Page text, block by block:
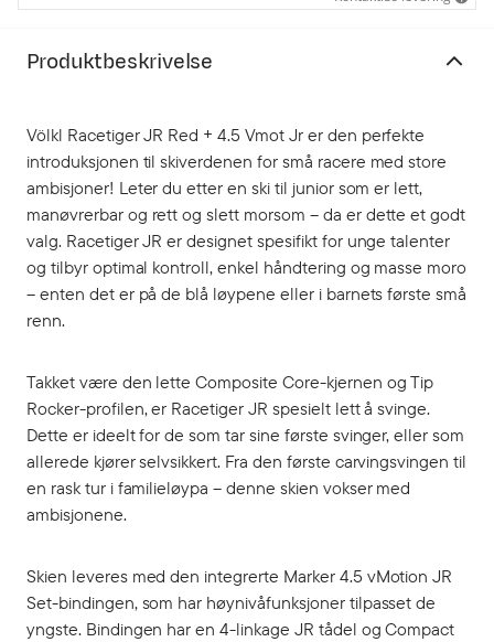
Produktbeskrivelse
Völkl Racetiger JR Red + 4.5 Vmot Jr er den perfekte
introduksjonen til skiverdenen for små racere med store
ambisjoner! Leter du etter en ski til junior som er lett,
manøvrerbar og rett og slett morsom – da er dette et godt
valg. Racetiger JR er designet spesifikt for unge talenter
og tilbyr optimal kontroll, enkel håndtering og masse moro
– enten det er på de blå løypene eller i barnets første små
renn.
Takket være den lette Composite Core-kjernen og Tip
Rocker-profilen, er Racetiger JR spesielt lett å svinge.
Dette er ideelt for de som tar sine første svinger, eller som
allerede kjører selvsikkert. Fra den første carvingsvingen til
en rask tur i familieløypa – denne skien vokser med
ambisjonene.
Skien leveres med den integrerte Marker 4.5 vMotion JR
Set-bindingen, som har høynivåfunksjoner tilpasset de
yngste. Bindingen har en 4-linkage JR tådel og Compact